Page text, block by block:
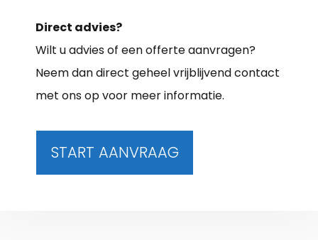
Direct advies?
Wilt u advies of een offerte aanvragen?
Neem dan direct geheel vrijblijvend contact
met ons op voor meer informatie.
START AANVRAAG